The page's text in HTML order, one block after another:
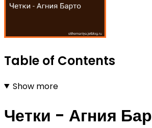
Table of Contents
Show more
Четки - Агния